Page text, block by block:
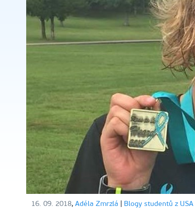
16. 09. 2018, Adéla Zmrzlá Blogy studentů z USA